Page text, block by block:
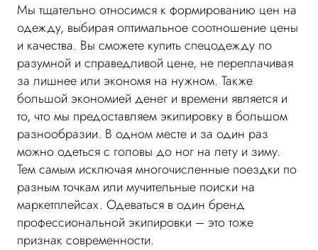
Мы тщательно относимся к формированию цен на
одежду, выбирая оптимальное соотношение цены
и качества. Вы сможете купить спецодежду по
разумной и справедливой цене, не переплачивая
за лишнее или экономя на нужном. Также
большой экономией денег и времени является и
то, что мы предоставляем экипировку в большом
разнообразии. В одном месте и за один раз
можно одеться с головы до ног на лету и зиму.
Тем самым исключая многочисленные поездки по
разным точкам или мучительные поиски на
маркетплейсах. Одеваться в один бренд
профессиональной экипировки – это тоже
признак современности.